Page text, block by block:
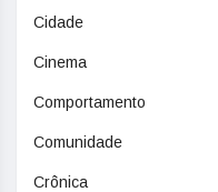
Cidade
Cinema
Comportamento
Comunidade
Crônica